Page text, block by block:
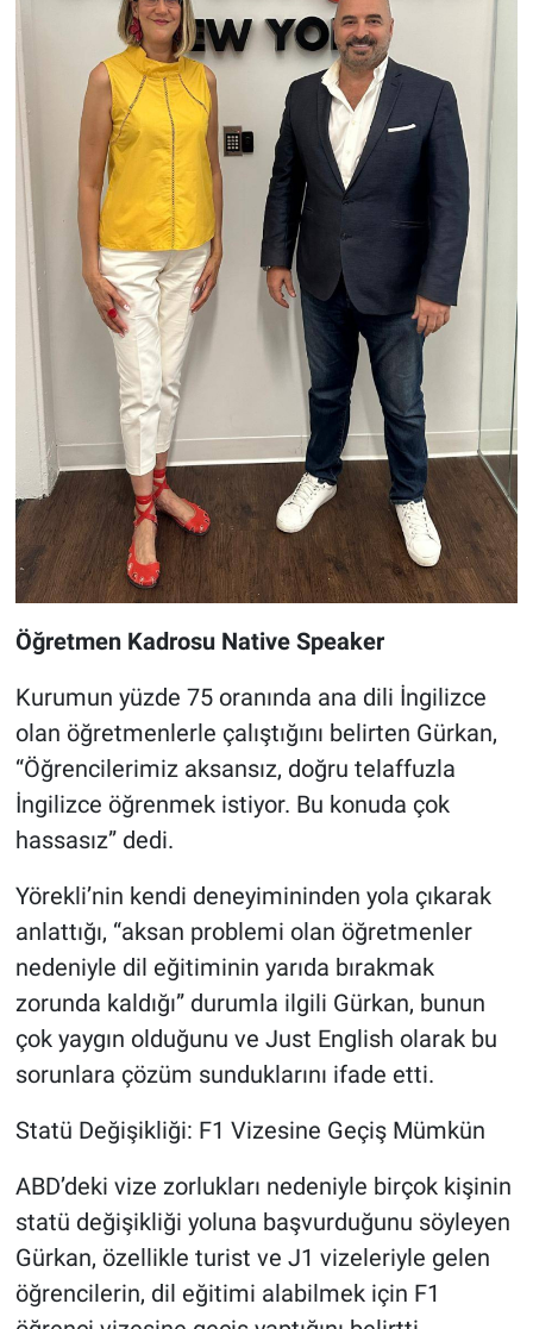
Öğretmen Kadrosu Native Speaker
Kurumun yüzde 75 oranında ana dili İngilizce
olan öğretmenlerle çalıştığını belirten Gürkan,
“Öğrencilerimiz aksansız, doğru telaffuzla
İngilizce öğrenmek istiyor. Bu konuda çok
hassasız” dedi.
Yörekli’nin kendi deneyimininden yola çıkarak
anlattığı, “aksan problemi olan öğretmenler
nedeniyle dil eğitiminin yarıda bırakmak
zorunda kaldığı” durumla ilgili Gürkan, bunun
çok yaygın olduğunu ve Just English olarak bu
sorunlara çözüm sunduklarını ifade etti.
Statü Değişikliği: F1 Vizesine Geçiş Mümkün
ABD’deki vize zorlukları nedeniyle birçok kişinin
statü değişikliği yoluna başvurduğunu söyleyen
Gürkan, özellikle turist ve J1 vizeleriyle gelen
öğrencilerin, dil eğitimi alabilmek için F1